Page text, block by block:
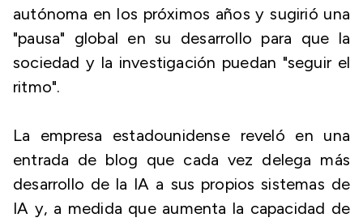
autónoma en los próximos años y sugirió una
"pausa" global en su desarrollo para que la
sociedad y la investigación puedan "seguir el
ritmo".
La empresa estadounidense reveló en una
entrada de blog que cada vez delega más
desarrollo de la IA a sus propios sistemas de
IA y, a medida que aumenta la capacidad de